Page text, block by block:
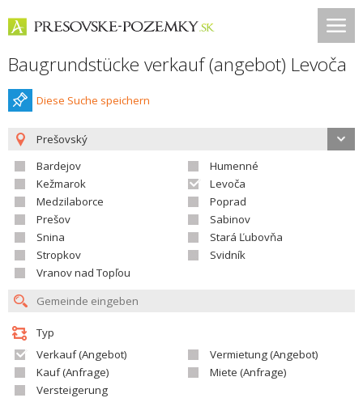
Baugrundstücke verkauf (angebot) Levoča
Diese Suche speichern
Prešovský
Bardejov
Humenné
Kežmarok
Levoča
Medzilaborce
Poprad
Prešov
Sabinov
Snina
Stará Ľubovňa
Stropkov
Svidník
Vranov nad Topľou
Typ
Verkauf (Angebot)
Vermietung (Angebot)
Kauf (Anfrage)
Miete (Anfrage)
Versteigerung